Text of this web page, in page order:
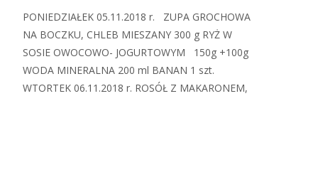
PONIEDZIAŁEK 05.11.2018 r. ZUPA GROCHOWA
NA BOCZKU, CHLEB MIESZANY 300 g RYŻ W
SOSIE OWOCOWO- JOGURTOWYM 150g +100g
WODA MINERALNA 200 ml BANAN 1 szt.
WTORTEK 06.11.2018 r. ROSÓŁ Z MAKARONEM,